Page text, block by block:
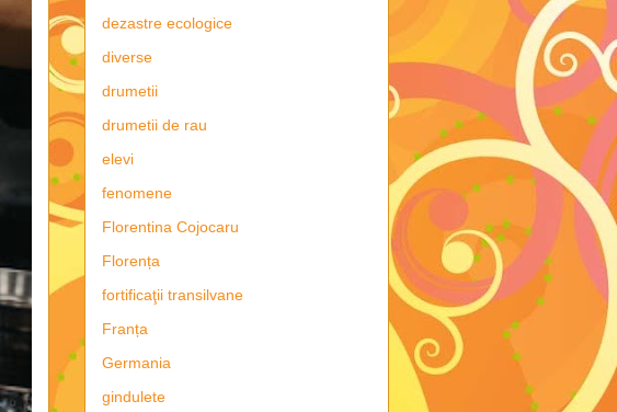
dezastre ecologice
diverse
drumetii
drumetii de rau
elevi
fenomene
Florentina Cojocaru
Florența
fortificaţii transilvane
Franța
Germania
gindulete